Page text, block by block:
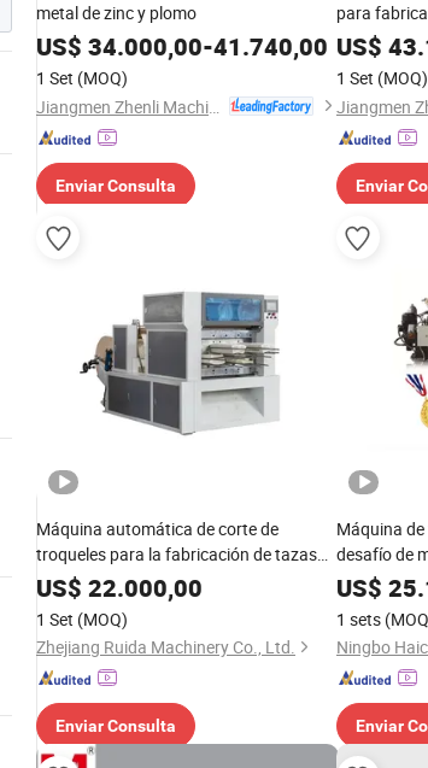
metal de zinc y plomo
US$ 34.000,00-41.740,00
1 Set (MOQ)
Enviar Consulta
para
US$
1 Set (MOQ)
Enviar
Máquina automática de corte de
troqueles para la fabricación de tazas
de papel a alta velocidad
US$ 22.000,00
1 Set (MOQ)
Zhejiang Ruida Machinery Co., Ltd.
Enviar Consulta
Máquina
desafío de
fundición a
US$
1 sets
Enviar